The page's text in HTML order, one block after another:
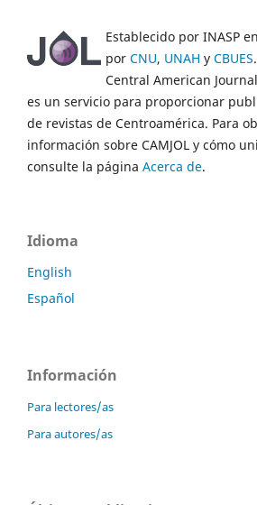
Establecido por INASP
por CNU, UNAH y CBUES.
Central American
es un servicio para proporcionar
de revistas de Centroamérica. Para
información sobre CAMJOL y cómo
consulte la página Acerca de.
Idioma
English
Español
Información
Para lectores/as
Para autores/as